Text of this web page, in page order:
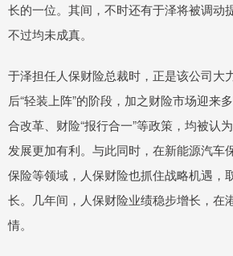
长的一位。其间，不时还有于泽将被调动
不过均未成真。
于泽担任人保财险总裁时，正是该公司大
后“轻装上阵”的阶段，加之财险市场迎来
合改革、财险“报行合一”等政策，均被认
发展更加有利。与此同时，在新能源汽车
保险等领域，人保财险也抓住战略机遇，
长。几年间，人保财险业绩稳步增长，在
情。